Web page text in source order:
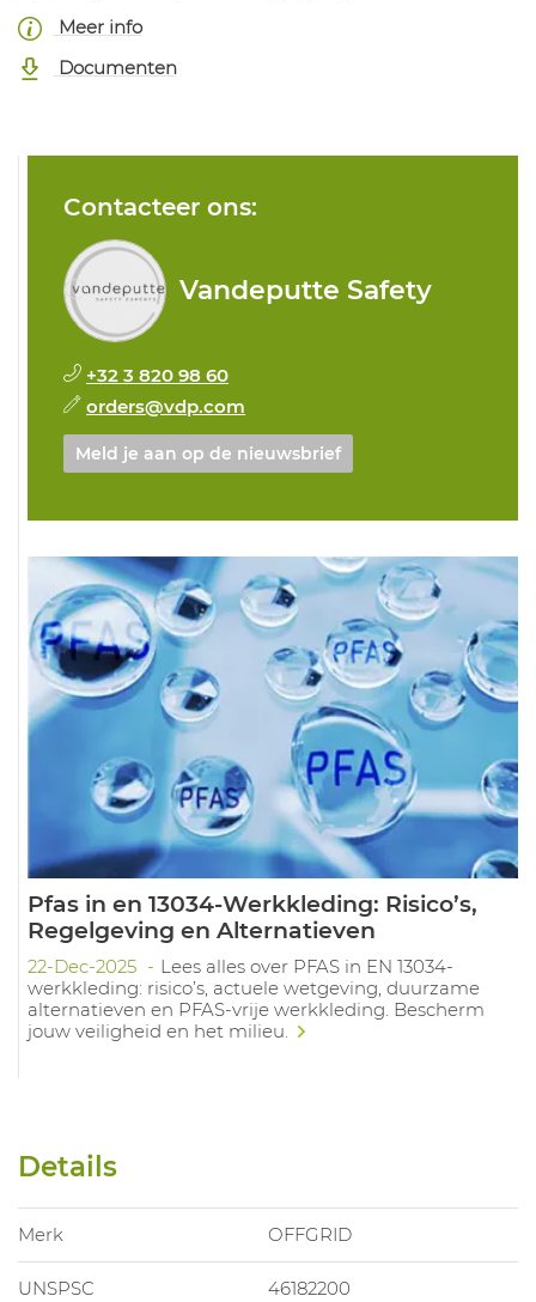
Meer info
Documenten
Contacteer ons:
Vandeputte Safety
+32 3 820 98 60
orders@vdp.com
Meld je aan op de nieuwsbrief
Pfas in en 13034-Werkkleding: Risico’s,
Regelgeving en Alternatieven
22-Dec-2025
Lees alles over PFAS in EN 13034-
werkkleding: risico’s, actuele wetgeving, duurzame
alternatieven en PFAS-vrije werkkleding. Bescherm
jouw veiligheid en het milieu.
Details
Merk OFFGRID
UNSPSC 46182200